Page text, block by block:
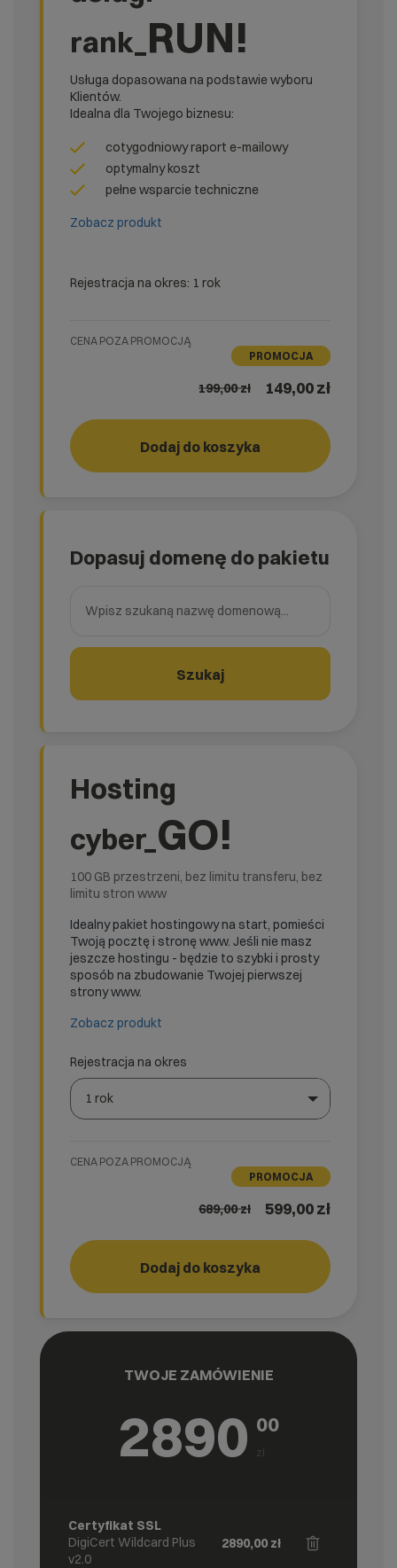
rank_ RUN!
Usługa dopasowana na podstawie wyboru
Klientów.
Idealna dla Twojego biznesu:
cotygodniowy raport e-mailowy
optymalny koszt
pełne wsparcie techniczne
Zobacz produkt
Rejestracja na okres: 1 rok
CENA POZA PROMOCJĄ
PROMOCJA
199,00zł 149,00 zł
Dodaj do koszyka RUN!
Dopasuj domenę do pakietu
Szukaj
Hosting
cyber_ GO!
100 GB przestrzeni, bez limitu transferu, bez
limitu stron www
Idealny pakiet hostingowy na start, pomieści
Twoją pocztę i stronę www. Jeśli nie masz
jeszcze hostingu - będzie to szybki i prosty
sposób na zbudowanie Twojej pierwszej
strony www.
Zobacz produkt
Rejestracja na okres
1 rok
CENA POZA PROMOCJĄ
PROMOCJA
689,00zł 599,00 zł
Dodaj do koszyka GO!
TWOJE ZAMÓWIENIE
2890 00
zł
Certyfikat SSL
DigiCert Wildcard Plus
v2.0
2890,00 zł